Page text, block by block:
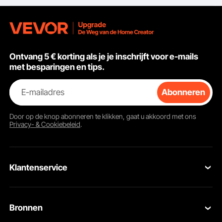
gazons in de tuin,
Terras, Tuin, Zwart
Ontvang 5 € korting als je je inschrijft voor e-mails
met besparingen en tips.
E-mailadres Abonneren
Door op de knopabonneren te klikken, gaat u akkoord met ons
Privacy- & Cookiebeleid.
Klantenservice
Retourneren en vervangingen
Bronnen